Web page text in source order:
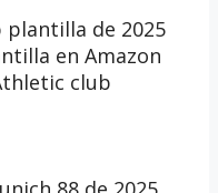
plantilla de 2025
en Amazon
club